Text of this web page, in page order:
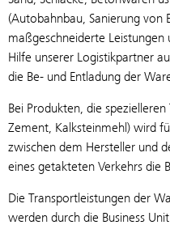
(Autobahnbau, Sanierung von
maßgeschneiderte
Hilfe unserer Logistikpartner
die Be- und Entladung der
Bei Produkten, die
Zement, Kalksteinmehl) wird
zwischen dem Hersteller und
eines getakteten Verkehrs die
Die Transportleistungen der
werden durch die Business